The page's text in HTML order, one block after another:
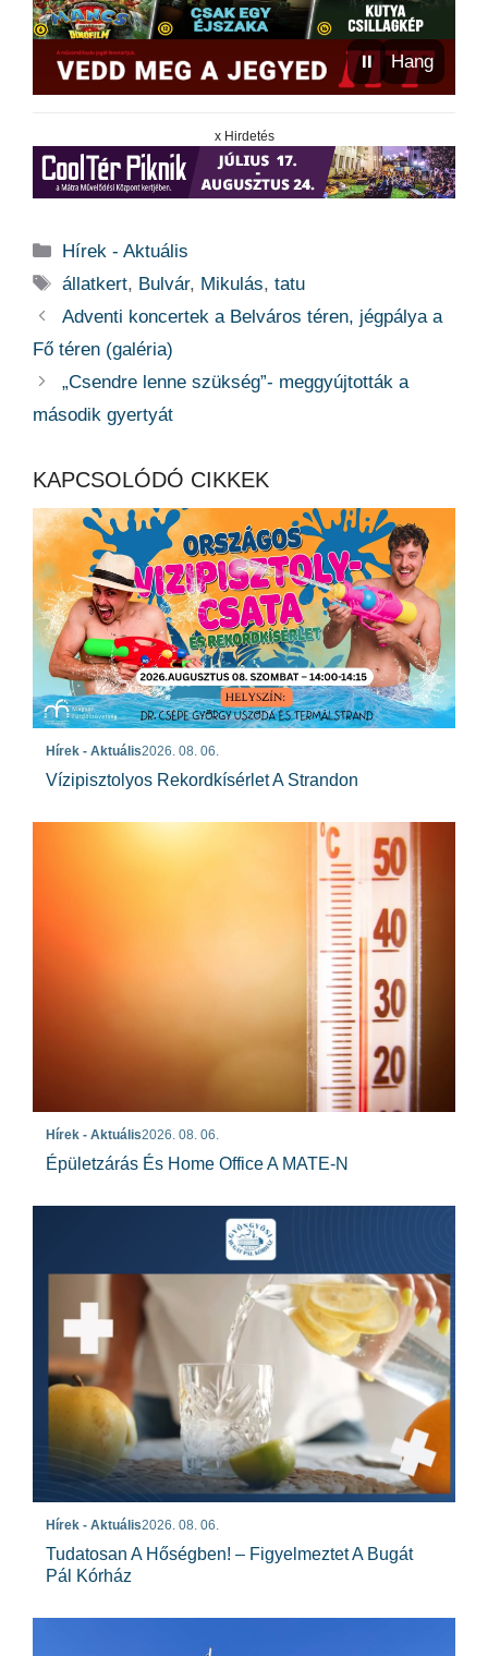
⏸ Hang
x Hirdetés
Kategória
Hírek - Aktuális
Címkék
állatkert, Bulvár, Mikulás,tatu
Adventi koncertek a Belváros téren, jégpálya a
Fő téren (galéria)
„Csendre lenne szükség”- meggyújtották a
második gyertyát
KAPCSOLÓDÓ CIKKEK
Hírek - Aktuális2026. 08. 06.
Vízipisztolyos Rekordkísérlet A Strandon
Hírek - Aktuális2026. 08. 06.
Épületzárás És Home Office A MATE-N
Hírek - Aktuális2026. 08. 06.
Tudatosan A Hőségben! – Figyelmeztet A Bugát
Pál Kórház